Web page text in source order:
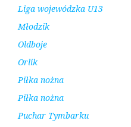
Liga wojewódzka U13
Młodzik
Oldboje
Orlik
Piłka nożna
Piłka nożna
Puchar Tymbarku